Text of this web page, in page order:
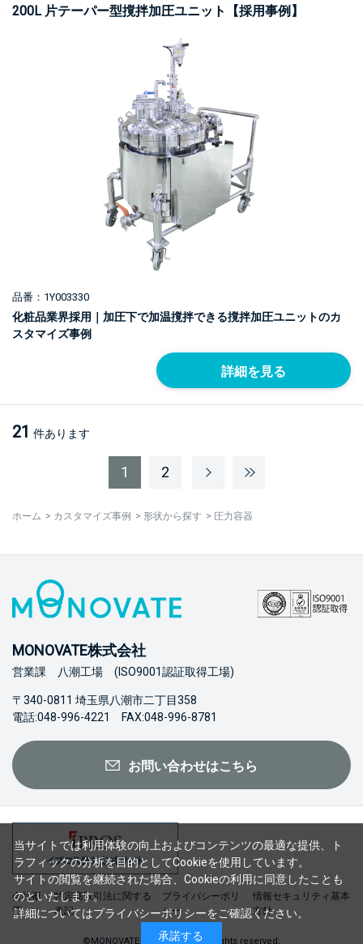
200L 片テーパー型撹拌加圧ユニット【採用事例】
品番：1Y003330
化粧品業界採用｜加圧下で加温撹拌できる撹拌加圧ユニットのカ
スタマイズ事例
詳細を見る
21 件あります
1 2
ホーム > カスタマイズ事例 > 形状から探す > 圧力容器
MONOVATE株式会社
営業課 八潮工場 (ISO9001認証取得工場)
〒340-0811 埼玉県八潮市二丁目358
電話:048-996-4221 FAX:048-996-8781
お問い合わせはこちら
会社概
要
特定商取引法に関する
表記
プライバシーポリ
シー
情報セキュリティ基本
方針
©MONOVATE Co., Ltd. 2023 All rights reserved.
当サイトでは利用体験の向上およびコンテンツの最適な提供、ト
ラフィックの分析を目的としてCookieを使用しています。
サイトの閲覧を継続された場合、Cookieの利用に同意したことも
のといたします。
詳細についてはプライバシーポリシーをご確認ください。
承諾する